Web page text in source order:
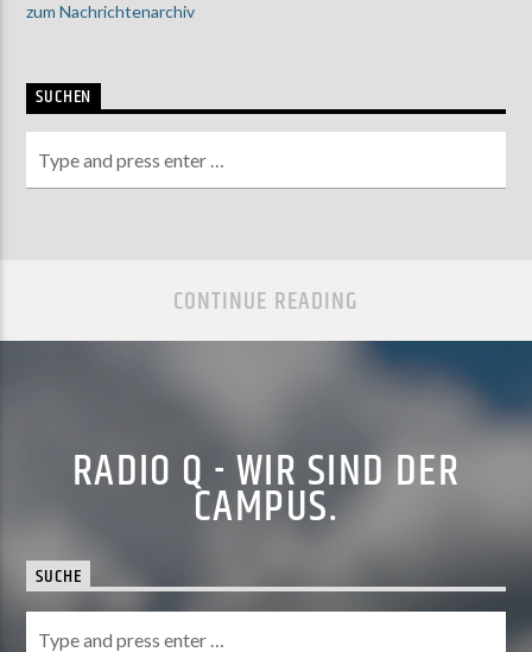
zum Nachrichtenarchiv
SUCHEN
CONTINUE READING
RADIO Q - WIR SIND DER
CAMPUS.
SUCHE